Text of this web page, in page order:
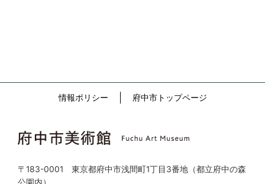
情報ポリシー 府中市トップページ
〒183-0001 東京都府中市浅間町1丁目3番地（都立府中の森